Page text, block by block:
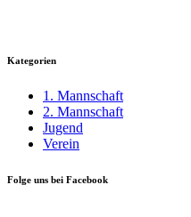
Kategorien
1. Mannschaft
2. Mannschaft
Jugend
Verein
Folge uns bei Facebook